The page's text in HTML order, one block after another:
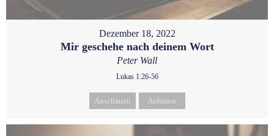
Dezember 18, 2022
Mir geschehe nach deinem Wort
Peter Wall
Lukas 1:26-56
Anschauen Anhören